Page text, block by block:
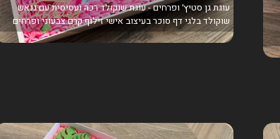
עוגת גן סטיץ׳ ופרחים - עוגת שוקולד רכה ועסיסית עם גנאש
שוקולד בלגי דף סוכר בעיצוב אישי זילוף קרם צבעוני ופרחים